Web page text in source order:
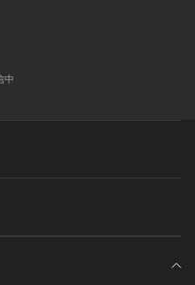
トフォンなどの環境により、
中